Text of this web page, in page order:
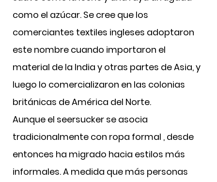
como el azúcar. Se cree que los
comerciantes textiles ingleses adoptaron
este nombre cuando importaron el
material de la India y otras partes de Asia, y
luego lo comercializaron en las colonias
británicas de América del Norte.
Aunque el seersucker se asocia
tradicionalmente con ropa formal , desde
entonces ha migrado hacia estilos más
informales. A medida que más personas